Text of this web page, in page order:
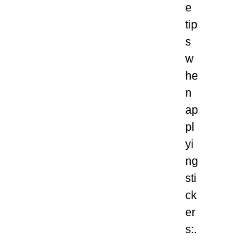
e
tip
s
w
he
n
ap
pl
yi
ng
sti
ck
er
s:.